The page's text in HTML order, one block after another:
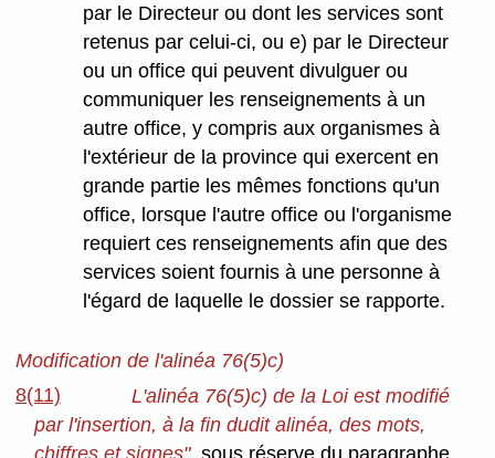
par le Directeur ou dont les services sont
retenus par celui-ci, ou e) par le Directeur
ou un office qui peuvent divulguer ou
communiquer les renseignements à un
autre office, y compris aux organismes à
l'extérieur de la province qui exercent en
grande partie les mêmes fonctions qu'un
office, lorsque l'autre office ou l'organisme
requiert ces renseignements afin que des
services soient fournis à une personne à
l'égard de laquelle le dossier se rapporte.
Modification de l'alinéa 76(5)c)
8(11)
L'alinéa 76(5)c) de la Loi est modifié
par l'insertion, à la fin dudit alinéa, des mots,